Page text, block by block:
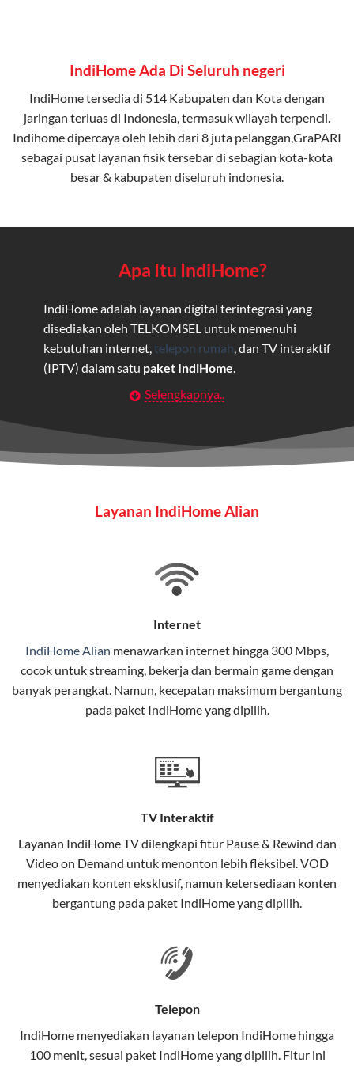
IndiHome Ada Di Seluruh negeri
IndiHome tersedia di 514 Kabupaten dan Kota dengan
jaringan terluas di Indonesia, termasuk wilayah terpencil.
Indihome dipercaya oleh lebih dari 8 juta pelanggan,GraPARI
sebagai pusat layanan fisik tersebar di sebagian kota-kota
besar & kabupaten diseluruh indonesia.
Apa Itu IndiHome?
IndiHome adalah layanan digital terintegrasi yang
disediakan oleh TELKOMSEL untuk memenuhi
kebutuhan internet, telepon rumah , dan TV interaktif
(IPTV) dalam satu paket IndiHome
Layanan Wifi Indihome ini dirancang untuk
maupun individu yang membutuhkan konektivitas dan
hiburan berkualitas tinggi.
pengguna rumah dan bisnis.
stabil, dan memiliki berbagai pilihan paket IndiHome
Selain internet, layanan IndiHome juga mencakup TV
interaktif (IndiHome TV) dan telepon rumah dalam
satu paket.
Teknologi di Balik WiFi IndiHome
Wifi IndiHome menggunakan teknologi Fiber To The
menggunakan kabel serat optik hingga ke rumah
pelanggan. Teknologi ini memiliki beberapa
keunggulan:
Kecepatan Tinggi
dibandingkan kabel tembaga atau DSL.
elektromagnetik, sehingga koneksi tetap lancar.
Selengkapnya..
Layanan IndiHome Alian
Internet
IndiHome Alian menawarkan internet hingga 300 Mbps,
cocok untuk streaming, bekerja dan bermain game dengan
banyak perangkat. Namun, kecepatan maksimum bergantung
pada paket IndiHome yang dipilih.
TV Interaktif
Layanan IndiHome TVdilengkapi fitur Pause & Rewind dan
Video on Demand untuk menonton lebih fleksibel. VOD
menyediakan konten eksklusif, namun ketersediaan konten
bergantung pada paket IndiHome yang dipilih.
Telepon
IndiHome menyediakan layanan telepon IndiHome hingga
100 menit, sesuai paket IndiHome yang dipilih. Fitur ini